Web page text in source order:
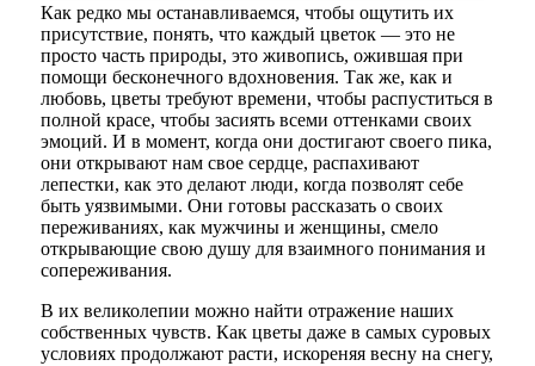
Как редко мы останавливаемся, чтобы ощутить их
присутствие, понять, что каждый цветок — это не
просто часть природы, это живопись, ожившая при
помощи бесконечного вдохновения. Так же, как и
любовь, цветы требуют времени, чтобы распуститься в
полной красе, чтобы засиять всеми оттенками своих
эмоций. И в момент, когда они достигают своего пика,
они открывают нам свое сердце, распахивают
лепестки, как это делают люди, когда позволят себе
быть уязвимыми. Они готовы рассказать о своих
переживаниях, как мужчины и женщины, смело
открывающие свою душу для взаимного понимания и
сопереживания.
В их великолепии можно найти отражение наших
собственных чувств. Как цветы даже в самых суровых
условиях продолжают расти, искореняя весну на снегу,